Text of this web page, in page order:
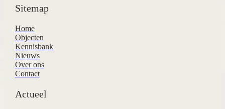
Sitemap
Home
Objecten
Kennisbank
Nieuws
Over ons
Contact
Actueel